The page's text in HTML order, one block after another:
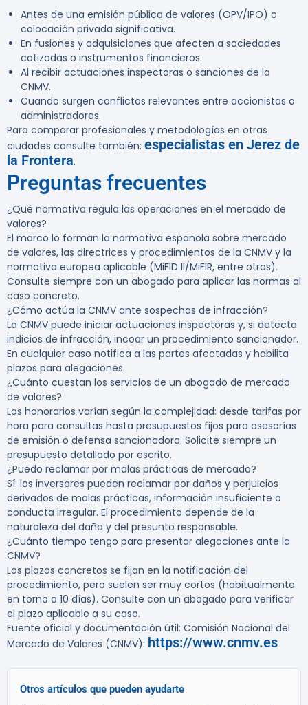
Antes de una emisión pública de valores (OPV/IPO) o
colocación privada significativa.
En fusiones y adquisiciones que afecten a sociedades
cotizadas o instrumentos financieros.
Al recibir actuaciones inspectoras o sanciones de la
CNMV.
Cuando surgen conflictos relevantes entre accionistas o
administradores.
Para comparar profesionales y metodologías en otras
ciudades consulte también: especialistas en Jerez de
la Frontera.
Preguntas frecuentes
¿Qué normativa regula las operaciones en el mercado de
valores?
El marco lo forman la normativa española sobre mercado
de valores, las directrices y procedimientos de la CNMV y la
normativa europea aplicable (MiFID II/MiFIR, entre otras).
Consulte siempre con un abogado para aplicar las normas al
caso concreto.
¿Cómo actúa la CNMV ante sospechas de infracción?
La CNMV puede iniciar actuaciones inspectoras y, si detecta
indicios de infracción, incoar un procedimiento sancionador.
En cualquier caso notifica a las partes afectadas y habilita
plazos para alegaciones.
¿Cuánto cuestan los servicios de un abogado de mercado
de valores?
Los honorarios varían según la complejidad: desde tarifas por
hora para consultas hasta presupuestos fijos para asesorías
de emisión o defensa sancionadora. Solicite siempre un
presupuesto detallado por escrito.
¿Puedo reclamar por malas prácticas de mercado?
Sí: los inversores pueden reclamar por daños y perjuicios
derivados de malas prácticas, información insuficiente o
conducta irregular. El procedimiento depende de la
naturaleza del daño y del presunto responsable.
¿Cuánto tiempo tengo para presentar alegaciones ante la
CNMV?
Los plazos concretos se fijan en la notificación del
procedimiento, pero suelen ser muy cortos (habitualmente
en torno a 10 días). Consulte con un abogado para verificar
el plazo aplicable a su caso.
Fuente oficial y documentación útil: Comisión Nacional del
Mercado de Valores (CNMV): https://www.cnmv.es
Otros artículos que pueden ayudarte